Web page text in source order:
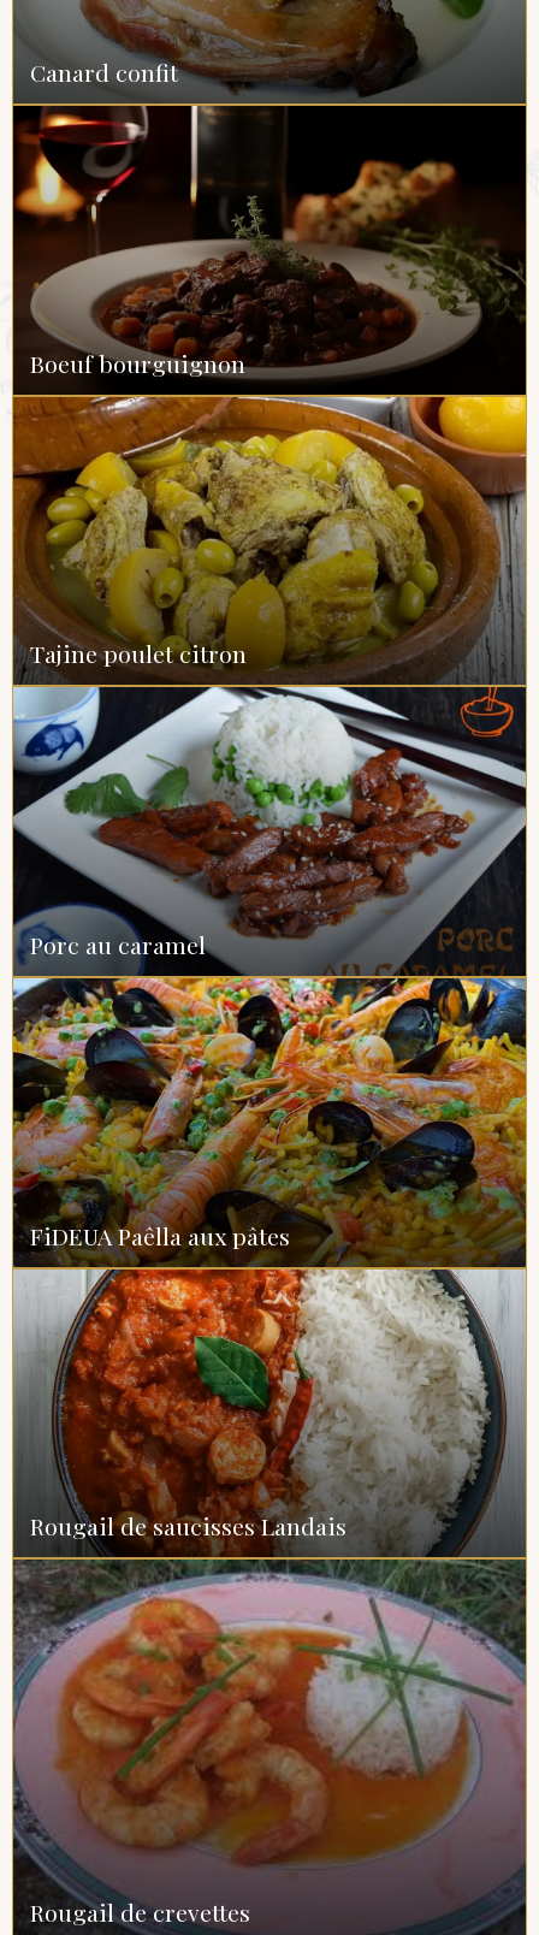
Canard confit
Boeuf bourguignon
Tajine poulet citron
Porc au caramel
FiDEUA Paêlla aux pâtes
Rougail de saucisses Landais
Rougail de crevettes